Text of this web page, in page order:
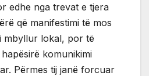
edhe nga trevat e tjera
që manifestimi të mos
mbyllur lokal, por të
komunikimi
Përmes tij janë forcuar